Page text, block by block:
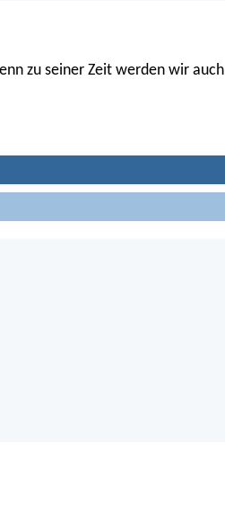
zu seiner Zeit werden wir auch